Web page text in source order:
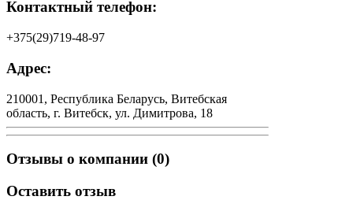
Контактный телефон:
+375(29)719-48-97
Адрес:
210001, Республика Беларусь, Витебская
область, г. Витебск, ул. Димитрова, 18
Отзывы о компании (0)
Оставить отзыв